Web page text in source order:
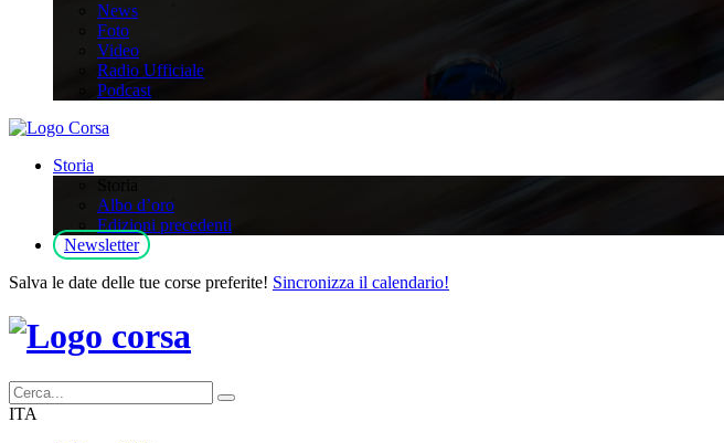
News
Foto
Video
Radio Ufficiale
Podcast
Storia
Albo d’oro
Edizioni precedenti
Newsletter
Salva le date delle tue corse preferite! Sincronizza il calendario!
ITA